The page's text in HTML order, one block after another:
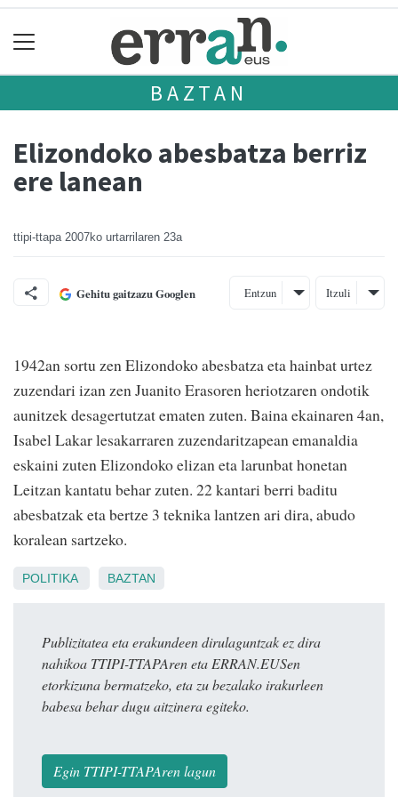
BAZTAN
Elizondoko abesbatza berriz
ere lanean
ttipi-ttapa 2007ko urtarrilaren 23a
Gehitu gaitzazu Googlen Entzun Itzuli
1942an sortu zen Elizondoko abesbatza eta hainbat urtez
zuzendari izan zen Juanito Erasoren heriotzaren ondotik
aunitzek desagertutzat ematen zuten. Baina ekainaren 4an,
Isabel Lakar lesakarraren zuzendaritzapean emanaldia
eskaini zuten Elizondoko elizan eta larunbat honetan
Leitzan kantatu behar zuten. 22 kantari berri baditu
abesbatzak eta bertze 3 teknika lantzen ari dira, abudo
koralean sartzeko.
POLITIKA BAZTAN
Publizitatea eta erakundeen dirulaguntzak ez dira
nahikoa TTIPI-TTAPAren eta ERRAN.EUSen
etorkizuna bermatzeko, eta zu bezalako irakurleen
babesa behar dugu aitzinera egiteko.
Egin TTIPI-TTAPAren lagun